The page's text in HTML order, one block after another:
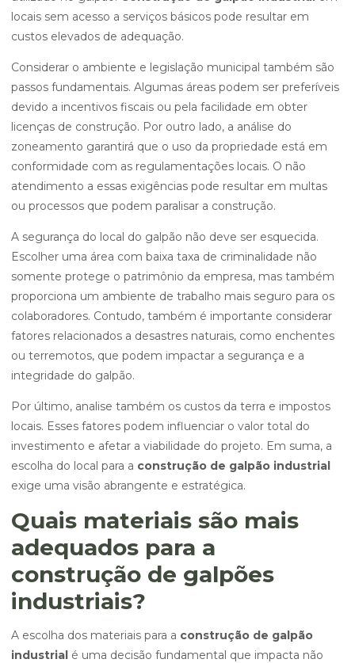
locais sem acesso a serviços básicos pode resultar em
custos elevados de adequação.
Considerar o ambiente e legislação municipal também são
passos fundamentais. Algumas áreas podem ser preferíveis
devido a incentivos fiscais ou pela facilidade em obter
licenças de construção. Por outro lado, a análise do
zoneamento garantirá que o uso da propriedade está em
conformidade com as regulamentações locais. O não
atendimento a essas exigências pode resultar em multas
ou processos que podem paralisar a construção.
A segurança do local do galpão não deve ser esquecida.
Escolher uma área com baixa taxa de criminalidade não
somente protege o patrimônio da empresa, mas também
proporciona um ambiente de trabalho mais seguro para os
colaboradores. Contudo, também é importante considerar
fatores relacionados a desastres naturais, como enchentes
ou terremotos, que podem impactar a segurança e a
integridade do galpão.
Por último, analise também os custos da terra e impostos
locais. Esses fatores podem influenciar o valor total do
investimento e afetar a viabilidade do projeto. Em suma, a
escolha do local para a construção de galpão industrial
exige uma visão abrangente e estratégica.
Quais materiais são mais
adequados para a
construção de galpões
industriais?
A escolha dos materiais para a construção de galpão
industrial é uma decisão fundamental que impacta não